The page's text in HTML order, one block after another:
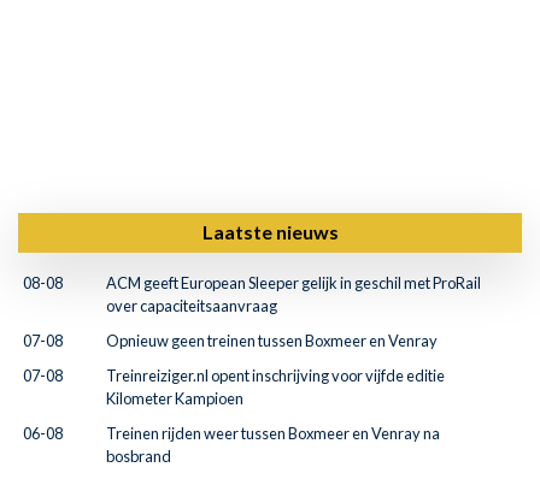
Laatste nieuws
08-08
ACM geeft European Sleeper gelijk in geschil met ProRail
over capaciteitsaanvraag
07-08
Opnieuw geen treinen tussen Boxmeer en Venray
07-08
Treinreiziger.nl opent inschrijving voor vijfde editie
Kilometer Kampioen
06-08
Treinen rijden weer tussen Boxmeer en Venray na
bosbrand